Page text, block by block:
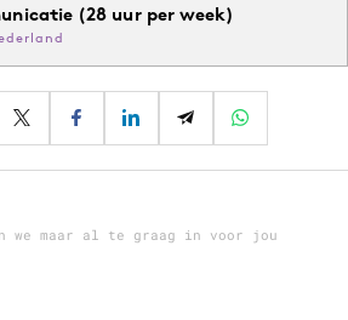
(28 uur per week)
we maar al te graag in voor jou